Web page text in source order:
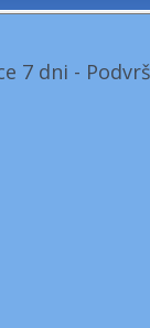
7 dni -